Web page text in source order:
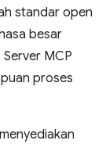
standar open
besar
MCP
proses